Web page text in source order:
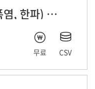
기상재해(가뭄, 홍수, 폭염, 한파) 피해기사 기반 자연어처리 데이터
무료 CSV